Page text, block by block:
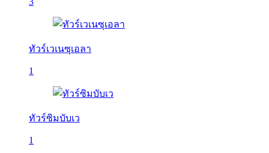
ทัวร์เวเนซุเอลา
1
ทัวร์ซิมบับเว
1